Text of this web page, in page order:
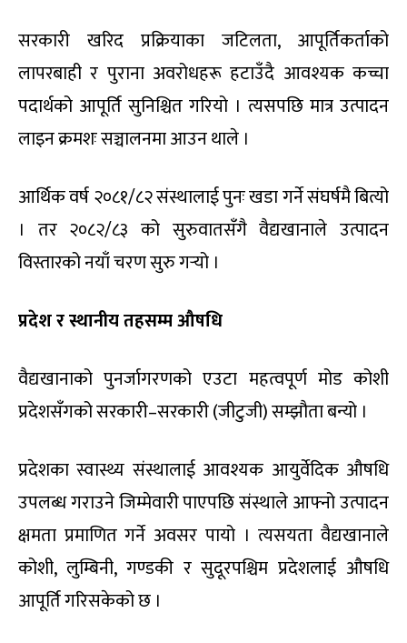
सरकारी खरिद प्रक्रियाका जटिलता, आपूर्तिकर्ताको
लापरबाही र पुराना अवरोधहरू हटाउँदै आवश्यक कच्चा
पदार्थको आपूर्ति सुनिश्चित गरियो । त्यसपछि मात्र उत्पादन
लाइन क्रमशः सञ्चालनमा आउन थाले ।
आर्थिक वर्ष २०८१/८२ संस्थालाई पुनः खडा गर्ने संघर्षमै बित्यो
। तर २०८२/८३ को सुरुवातसँगै वैद्यखानाले उत्पादन
विस्तारको नयाँ चरण सुरु गर्‍यो ।
प्रदेश र स्थानीय तहसम्म औषधि
वैद्यखानाको पुनर्जागरणको एउटा महत्वपूर्ण मोड कोशी
प्रदेशसँगको सरकारी–सरकारी (जीटुजी) सम्झौता बन्यो ।
प्रदेशका स्वास्थ्य संस्थालाई आवश्यक आयुर्वेदिक औषधि
उपलब्ध गराउने जिम्मेवारी पाएपछि संस्थाले आफ्नो उत्पादन
क्षमता प्रमाणित गर्ने अवसर पायो । त्यसयता वैद्यखानाले
कोशी, लुम्बिनी, गण्डकी र सुदूरपश्चिम प्रदेशलाई औषधि
आपूर्ति गरिसकेको छ ।